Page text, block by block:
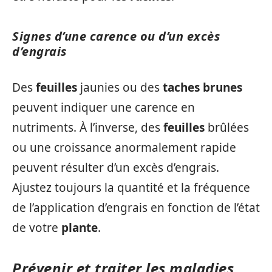
Signes d’une carence ou d’un excès
d’engrais
Desfeuilles jaunies ou destaches brunes
peuvent indiquer une carence en
nutriments. À l’inverse, desfeuilles brûlées
ou une croissance anormalement rapide
peuvent résulter d’un excès d’engrais.
Ajustez toujours la quantité et la fréquence
de l’application d’engrais en fonction de l’état
de votre plante.